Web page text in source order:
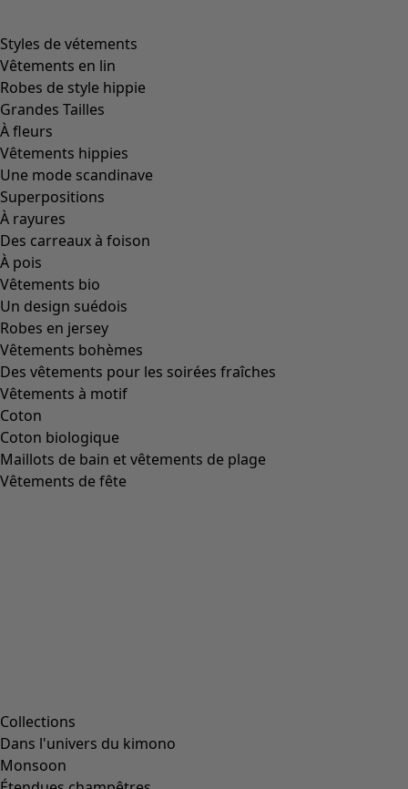
Styles de vétements
Vêtements en lin
Robes de style hippie
Grandes Tailles
À fleurs
Vêtements hippies
Une mode scandinave
Superpositions
À rayures
Des carreaux à foison
À pois
Vêtements bio
Un design suédois
Robes en jersey
Vêtements bohèmes
Des vêtements pour les soirées fraîches
Vêtements à motif
Coton
Coton biologique
Maillots de bain et vêtements de plage
Vêtements de fête
Collections
Dans l'univers du kimono
Monsoon